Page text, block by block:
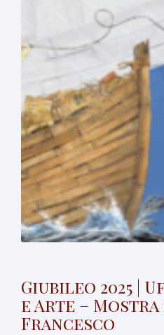
Giubileo 2025 |
e Arte – Mostra
Francesco